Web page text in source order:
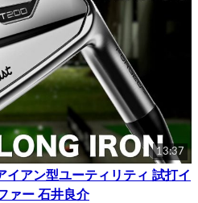
13:37
イアン型ユーティリティ 試打イ
ァー 石井良介